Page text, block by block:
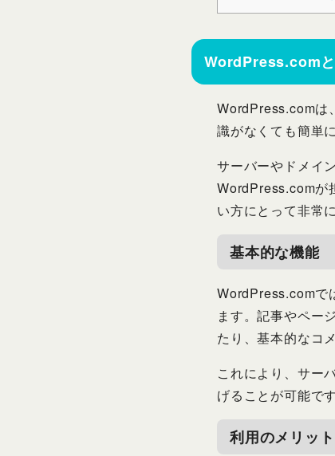
WordPress.com
WordPress.comは
識がなくても簡単
サーバーやドメイ
WordPress.comが
い方にとって非常
基本的な機能
WordPress.comで
ます。記事やペー
たり、基本的なコ
これにより、サー
げることが可能です
利用のメリット